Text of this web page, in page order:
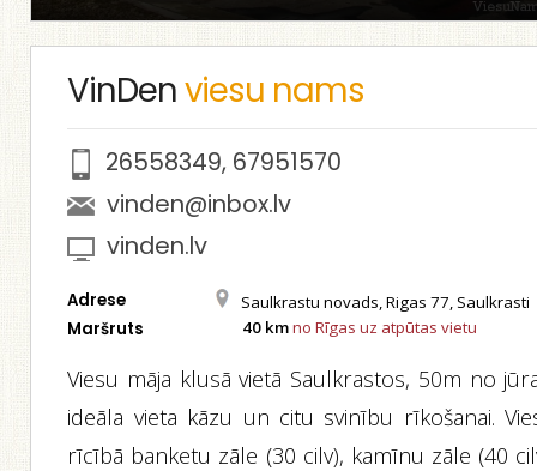
VinDenviesu nams
26558349, 67951570
vinden@inbox.lv
vinden.lv
Adrese Saulkrastu novads, Rigas 77, Saulkrasti
Maršruts 40 kmno Rīgas uz atpūtas vietu
Viesu māja klusā vietā Saulkrastos, 50m no
ideāla vieta kāzu un citu svinību rīkošanai.
rīcībā banketu zāle (30 cilv), kamīnu zāle (40